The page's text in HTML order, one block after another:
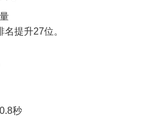
提升27位。
秒